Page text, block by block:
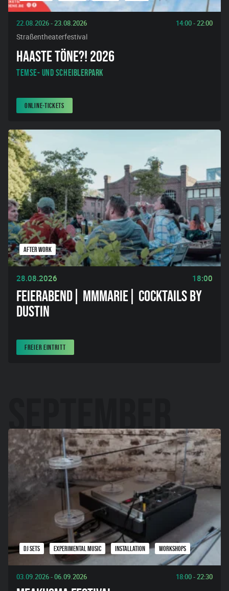
22.08.2026 - 23.08.2026 14:00 - 22:00
Straßentheaterfestival
HAASTE TÖNE?! 2026
Temse- und Scheiblerpark
ONLINE-TICKETS
AFTER WORK
28.08.2026 18:00
FEIERABEND| MMMARIE| COCKTAILS BY
DUSTIN
FREIER EINTRITT
DJ SETS EXPERIMENTAL MUSIC INSTALLATION WORKSHOPS
03.09.2026 - 06.09.2026 18:00 - 22:30